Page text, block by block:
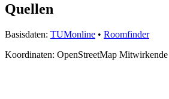
Quellen
Basisdaten: TUMonline • Roomfinder
Koordinaten: OpenStreetMap Mitwirkende